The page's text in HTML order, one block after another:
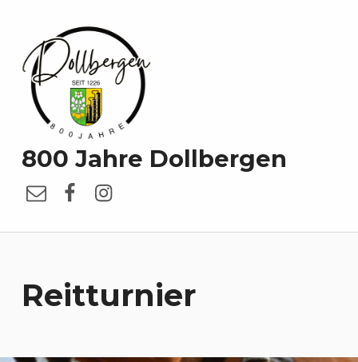
800 Jahre Dollbergen
E-MailFacebook
Instagram
Reitturnier